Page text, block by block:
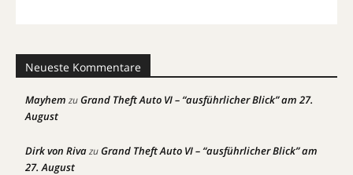
Neueste Kommentare
Mayhem zuGrand Theft Auto VI – “ausführlicher Blick” am 27.
August
Dirk von RivazuGrand Theft Auto VI – “ausführlicher Blick” am
27. August